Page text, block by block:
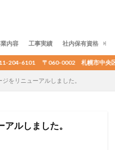
内容 工事実績 社内保有資格
6101 〒060-0002 札幌市中央区北
をリニューアルしました。
ルしました。